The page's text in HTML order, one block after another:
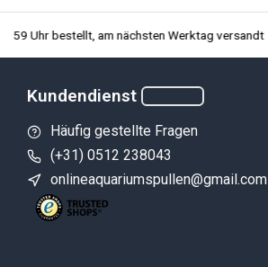
Uhr bestellt, am nächsten Werktag versandt
Kundendienst
Häufig gestellte Fragen
(+31) 0512 238043
onlineaquariumspullen@gmail.com